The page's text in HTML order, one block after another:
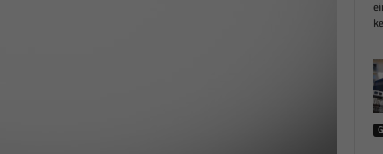
Sie eine Übersicht über alle verwendeten Cookies. Sie können Ihre